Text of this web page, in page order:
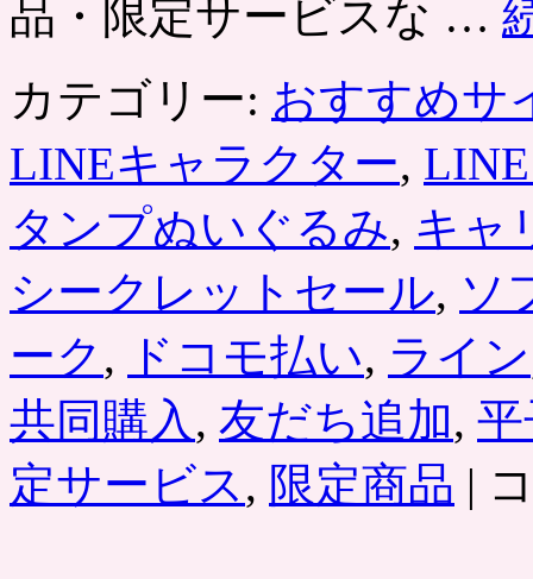
品・限定サービスな …
カテゴリー: おすすめサ
LINEキャラクター,
タンプぬいぐるみ, キャ
シークレットセール, ソ
ーク , ドコモ払い, ライン
共同購入 , 友だち追加,
定サービス, 限定商品 |